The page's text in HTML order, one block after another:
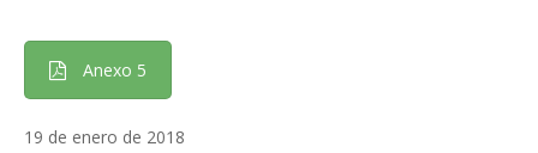
Anexo 5
19 de enero de 2018